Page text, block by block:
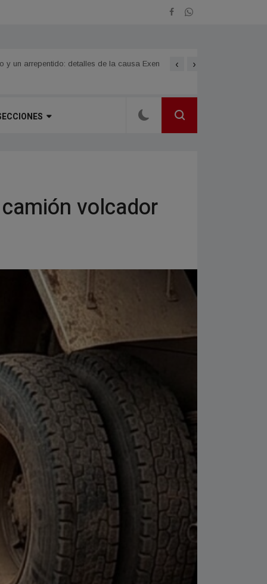
Grande LOMAS DE VALLEJO
‹ ›
volcador